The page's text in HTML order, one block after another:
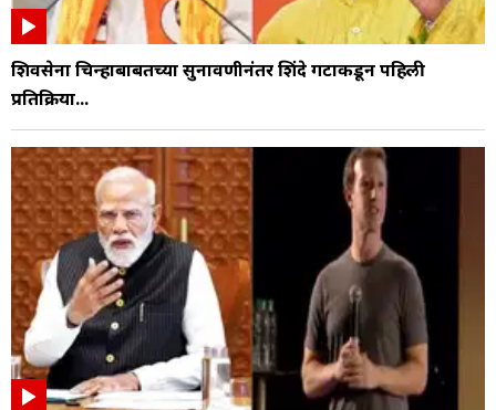
शिवसेना चिन्हाबाबतच्या सुनावणीनंतर शिंदे गटाकडून पहिली
प्रतिक्रिया...